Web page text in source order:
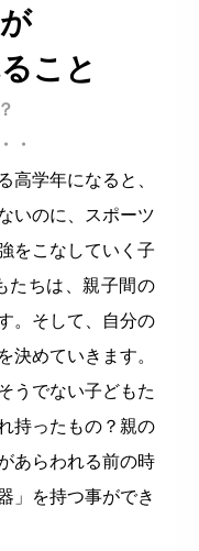
こと
・
高学年になると、
いのに、スポーツ
をこなしていく子
たちは、親子間の
。そして、自分の
決めていきます。
うでない子どもた
持ったもの？親の
あらわれる前の時
」を持つ事ができ